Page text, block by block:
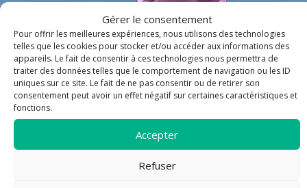
Gérer le consentement
Pour offrir les meilleures expériences, nous utilisons des technologies
telles que les cookies pour stocker et/ou accéder aux informations des
appareils. Le fait de consentir à ces technologies nous permettra de
traiter des données telles que le comportement de navigation ou les ID
uniques sur ce site. Le fait de ne pas consentir ou de retirer son
consentement peut avoir un effet négatif sur certaines caractéristiques et
fonctions.
Accepter
Refuser
Jamais un homme n'a parlé de la sorte